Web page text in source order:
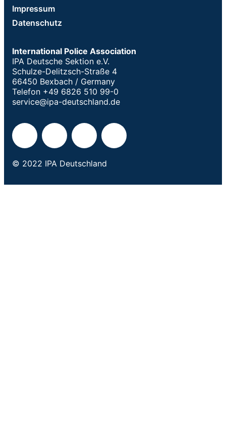
Impressum
Datenschutz
International Police Association
IPA Deutsche Sektion e.V.
Schulze-Delitzsch-Straße 4
66450 Bexbach / Germany
Telefon +49 6826 510 99-0
service@ipa-deutschland.de
© 2022 IPA Deutschland